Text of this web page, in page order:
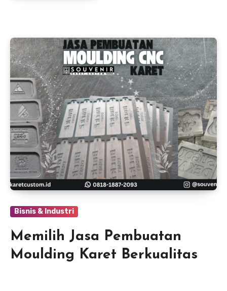
Bisnis & Industri
Memilih Jasa Pembuatan
Moulding Karet Berkualitas